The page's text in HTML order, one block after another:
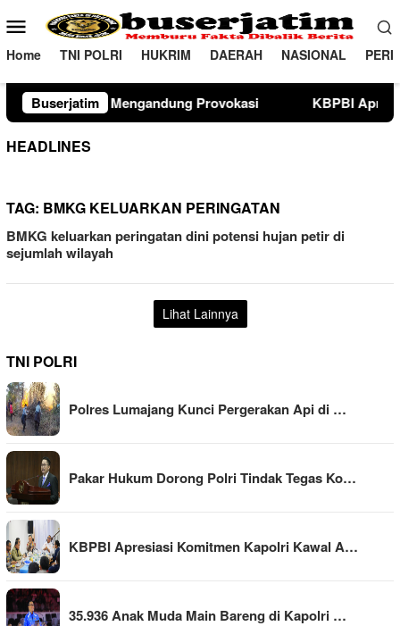
ke
konten
Menu
Mobile
Home TNI POLRI HUKRIM DAERAH NASIONAL
Buserjatim
Provokasi KBPBI Apresiasi Komitmen Kapolri
HEADLINES
TAG: BMKG KELUARKAN PERINGATAN
BMKG keluarkan peringatan dini potensi hujan petir di
sejumlah wilayah
Lihat Lainnya
TNI POLRI
Polres Lumajang Kunci Pergerakan Api di …
Pakar Hukum Dorong Polri Tindak Tegas Ko…
KBPBI Apresiasi Komitmen Kapolri Kawal A…
35.936 Anak Muda Main Bareng di Kapolri …